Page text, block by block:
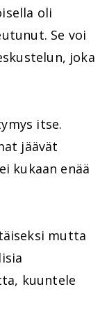
oli
Se voi
joka
itse.
jäävät
kukaan enää
mutta
kuuntele